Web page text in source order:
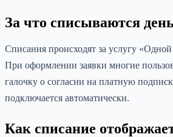
За что списываются
Списания происходят за услугу
При оформлении заявки многие
галочку о согласии на платную
подключается автоматически.
Как списание